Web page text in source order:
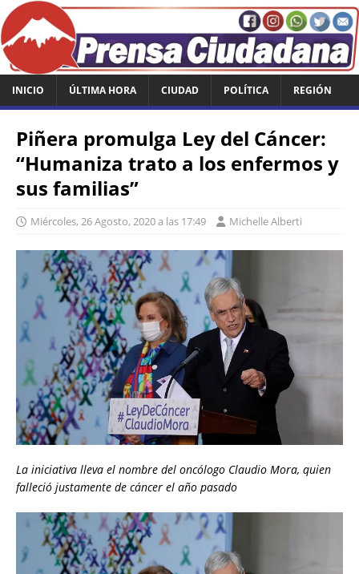
INICIO ÚLTIMA HORA CIUDAD POLÍTICA REGIÓN
Piñera promulga Ley del Cáncer:
“Humaniza trato a los enfermos y
sus familias”
Miércoles, 26 Agosto, 2020 a las 17:49 Michelle Alberti
La iniciativa lleva el nombre del oncólogo Claudio Mora, quien
falleció justamente de cáncer el año pasado